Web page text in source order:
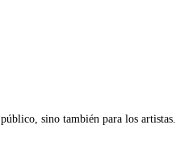
sino también para los artistas.